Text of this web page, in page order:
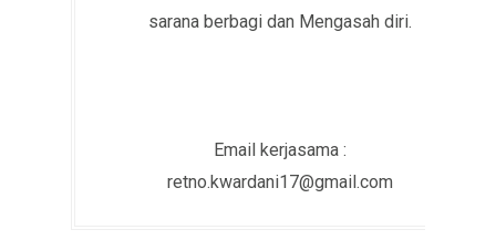
sarana berbagi dan Mengasah diri.
Email kerjasama :
retno.kwardani17@gmail.com